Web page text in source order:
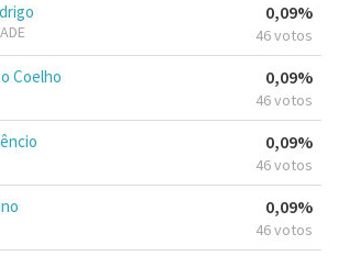
0,09%
46 votos
Coelho 0,09%
46 votos
0,09%
46 votos
0,09%
46 votos